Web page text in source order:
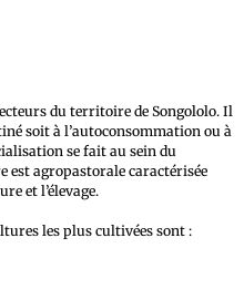
du territoire de Songololo. Il
soit à l’autoconsommation ou à
se fait au sein du
agropastorale caractérisée
et l’élevage.
les plus cultivées sont :